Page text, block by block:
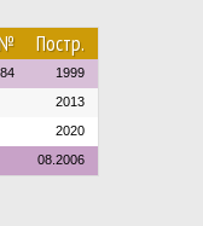
Постр.
1999
2013
2020
08.2006